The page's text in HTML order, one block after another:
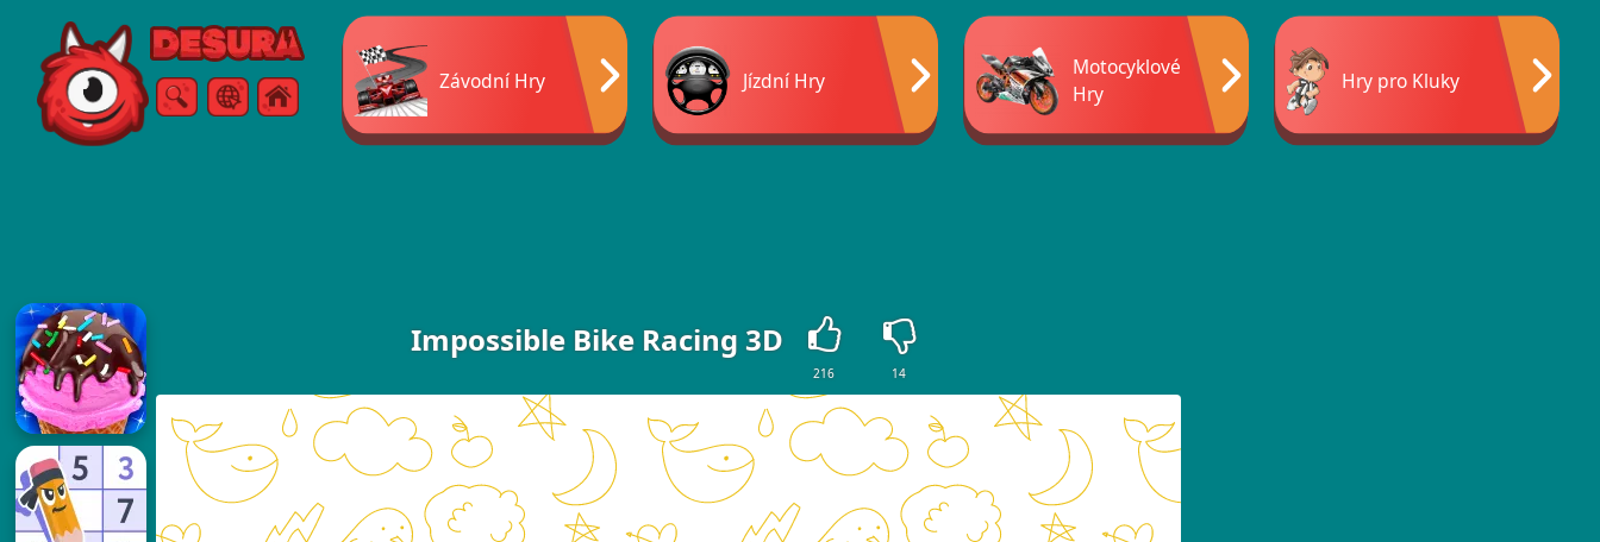
Free Online Games
Vyhledávání
Menu
Závodní Hry Jízdní Hry
Motocyklové
Hry
Hry pro Kluky
Impossible Bike Racing 3D
216 14